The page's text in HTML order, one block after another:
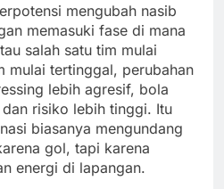
mengubah nasib
memasuki fase di mana
salah satu tim mulai
mulai tertinggal, perubahan
lebih agresif, bola
risiko lebih tinggi. Itu
biasanya mengundang
gol, tapi karena
energi di lapangan.